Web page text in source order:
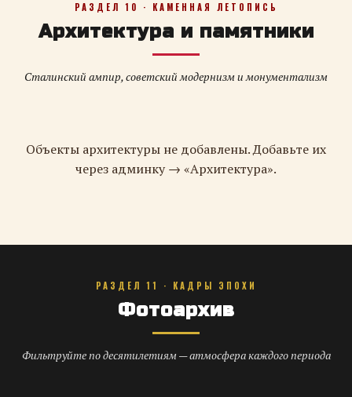
РАЗДЕЛ 10 · КАМЕННАЯ ЛЕТОПИСЬ
Архитектура и памятники
Сталинский ампир, советский модернизм и монументализм
Объекты архитектуры не добавлены. Добавьте их
через админку → «Архитектура».
РАЗДЕЛ 11 · КАДРЫ ЭПОХИ
Фотоархив
Фильтруйте по десятилетиям — атмосфера каждого периода